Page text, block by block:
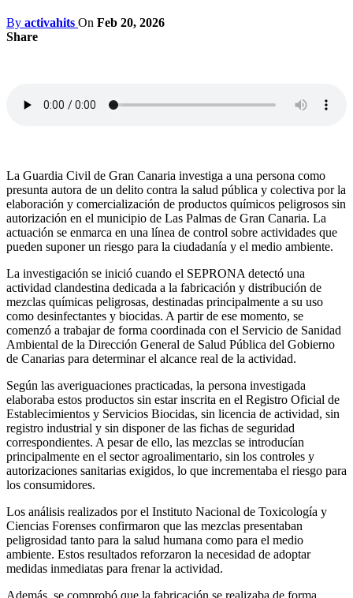
By activahits On Feb 20, 2026
Share
La Guardia Civil de Gran Canaria investiga a una persona como
presunta autora de un delito contra la salud pública y colectiva por la
elaboración y comercialización de productos químicos peligrosos sin
autorización en el municipio de Las Palmas de Gran Canaria. La
actuación se enmarca en una línea de control sobre actividades que
pueden suponer un riesgo para la ciudadanía y el medio ambiente.
La investigación se inició cuando el SEPRONA detectó una
actividad clandestina dedicada a la fabricación y distribución de
mezclas químicas peligrosas, destinadas principalmente a su uso
como desinfectantes y biocidas. A partir de ese momento, se
comenzó a trabajar de forma coordinada con el Servicio de Sanidad
Ambiental de la Dirección General de Salud Pública del Gobierno
de Canarias para determinar el alcance real de la actividad.
Según las averiguaciones practicadas, la persona investigada
elaboraba estos productos sin estar inscrita en el Registro Oficial de
Establecimientos y Servicios Biocidas, sin licencia de actividad, sin
registro industrial y sin disponer de las fichas de seguridad
correspondientes. A pesar de ello, las mezclas se introducían
principalmente en el sector agroalimentario, sin los controles y
autorizaciones sanitarias exigidos, lo que incrementaba el riesgo para
los consumidores.
Los análisis realizados por el Instituto Nacional de Toxicología y
Ciencias Forenses confirmaron que las mezclas presentaban
peligrosidad tanto para la salud humana como para el medio
ambiente. Estos resultados reforzaron la necesidad de adoptar
medidas inmediatas para frenar la actividad.
Además, se comprobó que la fabricación se realizaba de forma